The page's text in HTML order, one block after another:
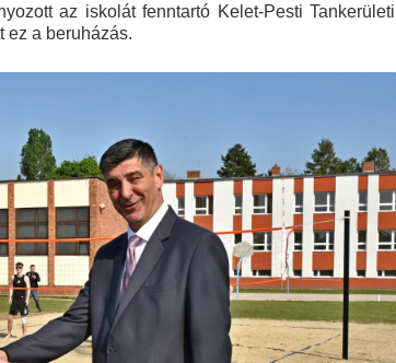
az iskolát fenntartó Kelet-Pesti Tankerületi
ez a beruházás.